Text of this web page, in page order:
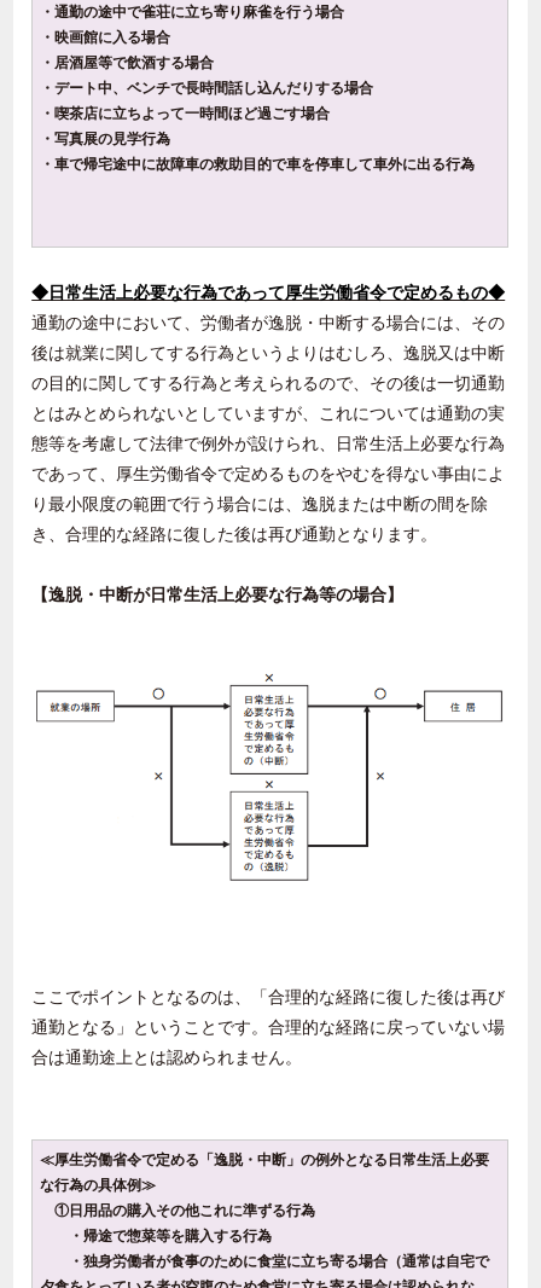
・通勤の途中で雀荘に立ち寄り麻雀を行う場合
・映画館に入る場合
・居酒屋等で飲酒する場合
・デート中、ベンチで長時間話し込んだりする場合
・喫茶店に立ちよって一時間ほど過ごす場合
・写真展の見学行為
・車で帰宅途中に故障車の救助目的で車を停車して車外に出る行為
◆日常生活上必要な行為であって厚生労働省令で定めるもの◆
通勤の途中において、労働者が逸脱・中断する場合には、その
後は就業に関してする行為というよりはむしろ、逸脱又は中断
の目的に関してする行為と考えられるので、その後は一切通勤
とはみとめられないとしていますが、これについては通勤の実
態等を考慮して法律で例外が設けられ、日常生活上必要な行為
であって、厚生労働省令で定めるものをやむを得ない事由によ
り最小限度の範囲で行う場合には、逸脱または中断の間を除
き、合理的な経路に復した後は再び通勤となります。
【逸脱・中断が日常生活上必要な行為等の場合】
ここでポイントとなるのは、「合理的な経路に復した後は再び
通勤となる」ということです。合理的な経路に戻っていない場
合は通勤途上とは認められません。
≪厚生労働省令で定める「逸脱・中断」の例外となる日常生活上必要
な行為の具体例≫
①日用品の購入その他これに準ずる行為
・帰途で惣菜等を購入する行為
・独身労働者が食事のために食堂に立ち寄る場合（通常は自宅で